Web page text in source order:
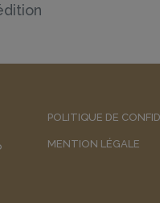
POLITIQUE DE
MENTION LÉGALE